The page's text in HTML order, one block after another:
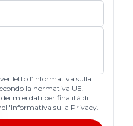
letto l’Informativa sulla
la normativa UE.
miei dati per finalità di
sulla Privacy.